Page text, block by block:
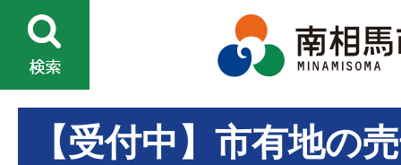
【受付中】市有地の